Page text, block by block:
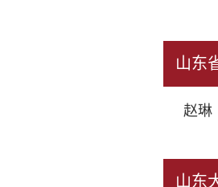
山东
赵琳
山东